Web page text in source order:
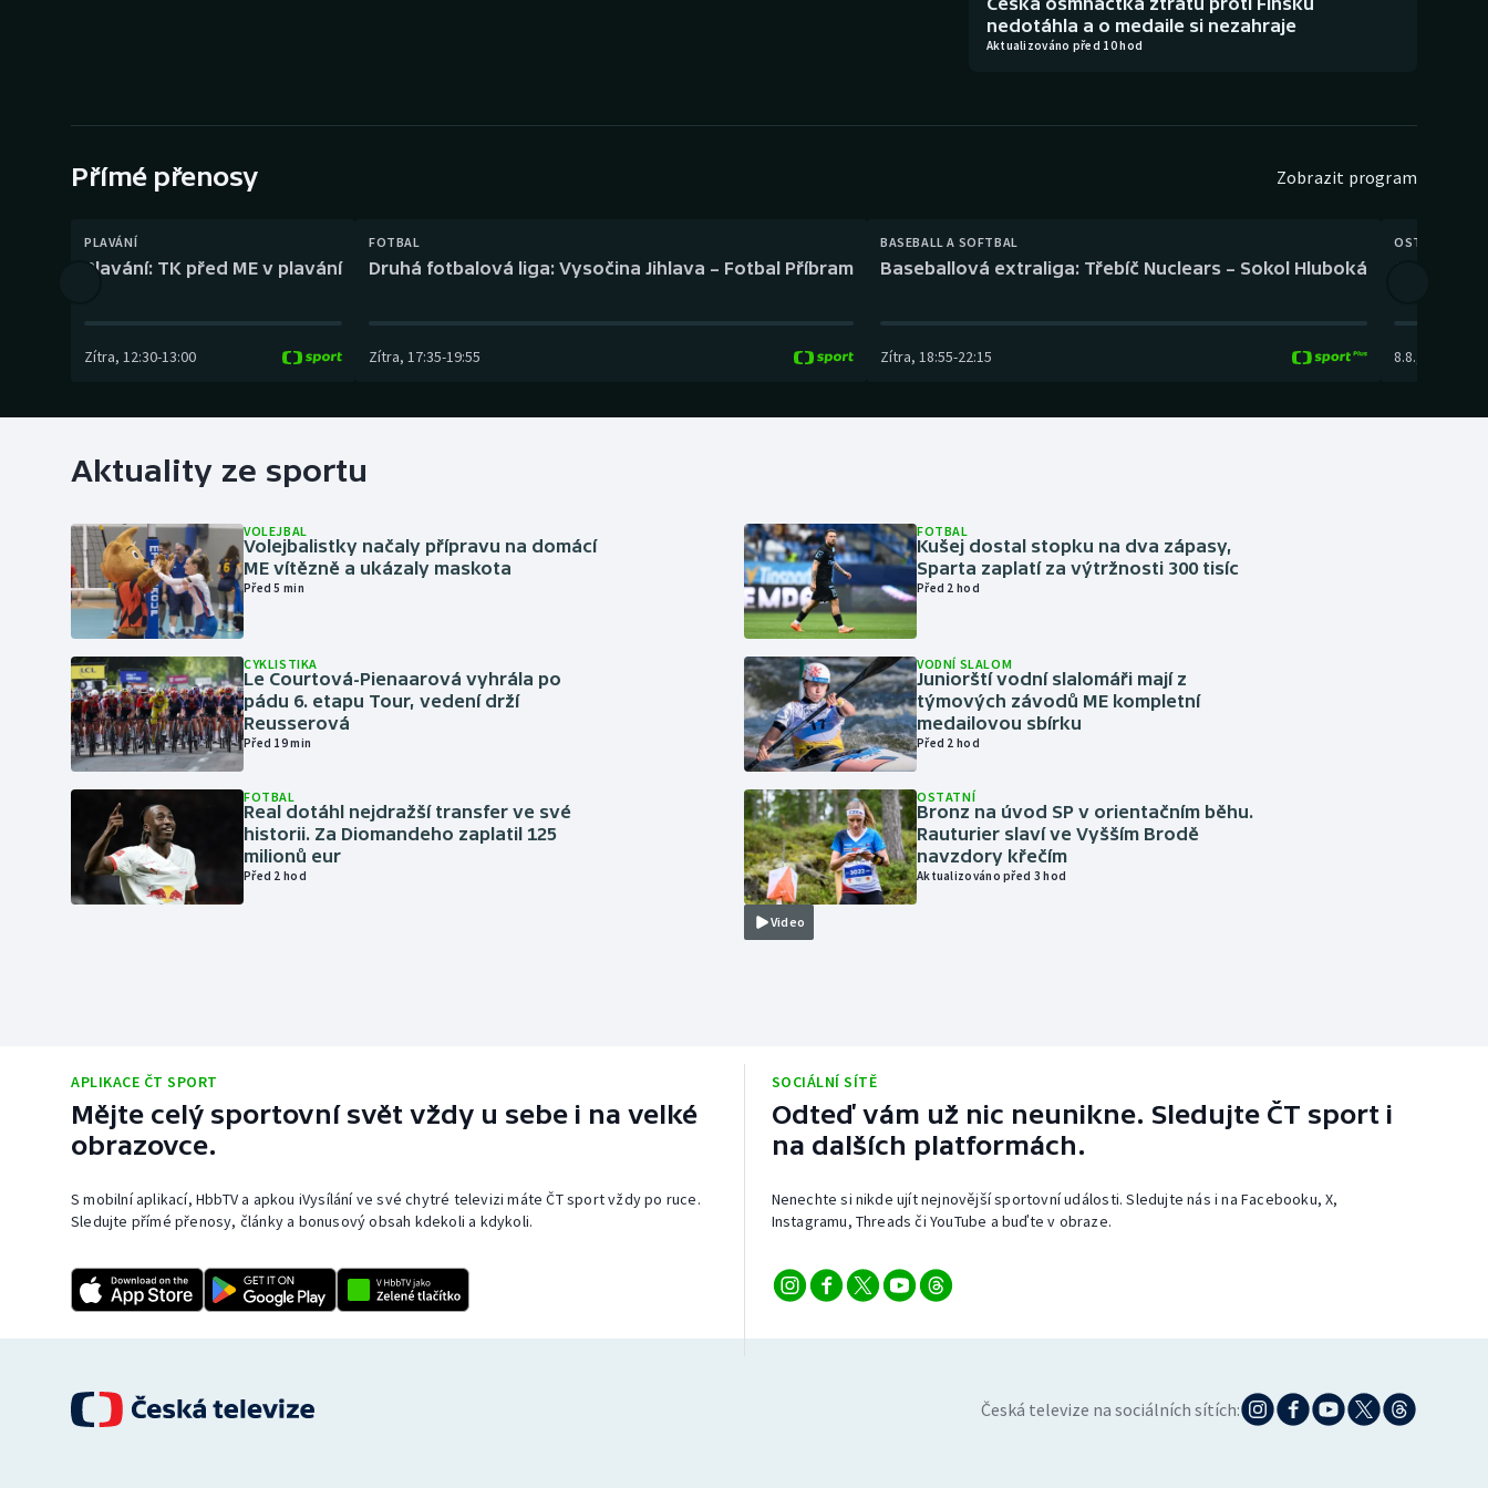
Gymnastika Plážový volejbal
nedotáhla a o medaile si nezahraje
Aktualizováno před 10 hod
Přímé přenosy Zobrazit program
PLAVÁNÍ
Plavání: TK před ME v plavání
Zítra, 12:30-13:00
FOTBAL
Druhá fotbalová liga: Vysočina Jihlava – Fotbal Příbram
Zítra, 17:35-19:55
BASEBALL A SOFTBAL
Baseballová extraliga: Třebíč Nuclears – Sokol Hluboká
Zítra, 18:55-22:15
OSTATNÍ
8.8.
Aktuality ze sportu
VOLEJBAL
Volejbalistky načaly přípravu na domácí
ME vítězně a ukázaly maskota
Před 5 min
CYKLISTIKA
Le Courtová-Pienaarová vyhrála po
pádu 6. etapu Tour, vedení drží
Reusserová
Před 19 min
FOTBAL
Real dotáhl nejdražší transfer ve své
historii. Za Diomandeho zaplatil 125
milionů eur
Před 2 hod
FOTBAL
Kušej dostal stopku na dva zápasy,
Sparta zaplatí za výtržnosti 300 tisíc
Před 2 hod
VODNÍ SLALOM
Juniorští vodní slalomáři mají z
týmových závodů ME kompletní
medailovou sbírku
Před 2 hod
Video
OSTATNÍ
Bronz na úvod SP v orientačním běhu.
Rauturier slaví ve Vyšším Brodě
navzdory křečím
Aktualizováno před 3 hod
APLIKACE ČT SPORT
Mějte celý sportovní svět vždy u sebe i na velké
obrazovce.
S mobilní aplikací, HbbTV a apkou iVysílání ve své chytré televizi máte ČT sport vždy po ruce.
Sledujte přímé přenosy, články a bonusový obsah kdekoli a kdykoli.
SOCIÁLNÍ SÍTĚ
Odteď vám už nic neunikne. Sledujte ČT sport i
na dalších platformách.
Nenechte si nikde ujít nejnovější sportovní události. Sledujte nás i na Facebooku, X,
Instagramu, Threads či YouTube a buďte v obraze.
Česká televize na sociálních sítích: